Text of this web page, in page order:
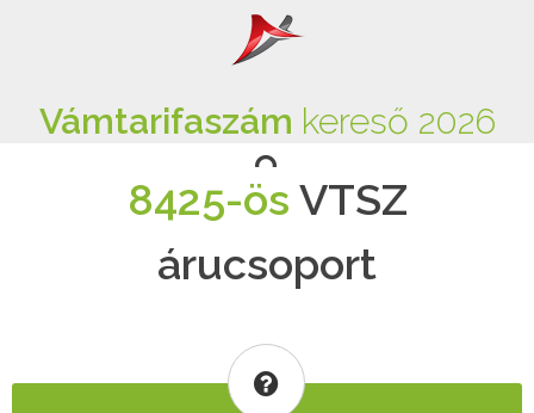
Vámtarifaszám kereső 2026
8425-ös VTSZ
árucsoport